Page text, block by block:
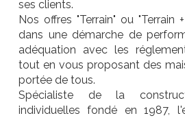
ses clients.
Nos offres "Terrain" ou "Terrain
dans une démarche de
adéquation avec les
tout en vous proposant des
portée de tous.
Spécialiste de la
individuelles fondé en 1987,